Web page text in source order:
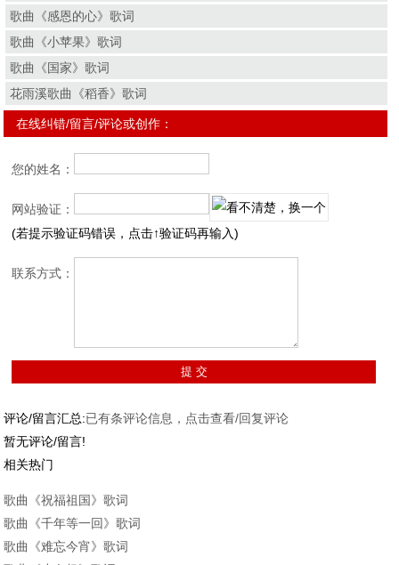
歌曲《感恩的心》歌词
歌曲《小苹果》歌词
歌曲《国家》歌词
花雨溪歌曲《稻香》歌词
在线纠错/留言/评论或创作：
您的姓名：
网站验证：
(若提示验证码错误，点击↑验证码再输入)
联系方式：
评论/留言汇总:已有条评论信息，点击查看/回复评论
暂无评论/留言!
相关热门
歌曲《祝福祖国》歌词
歌曲《千年等一回》歌词
歌曲《难忘今宵》歌词